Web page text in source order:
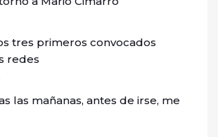
tres primeros convocados
redes
las mañanas, antes de irse, me